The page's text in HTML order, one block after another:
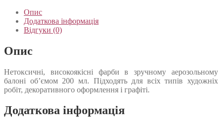
Опис
Додаткова інформація
Відгуки (0)
Опис
Нетоксичні, високоякісні фарби в зручному аерозольному
балоні об’ємом 200 мл. Підходять для всіх типів художніх
робіт, декоративного оформлення і графіті.
Додаткова інформація